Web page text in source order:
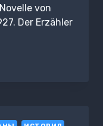
von
Der Erzähler